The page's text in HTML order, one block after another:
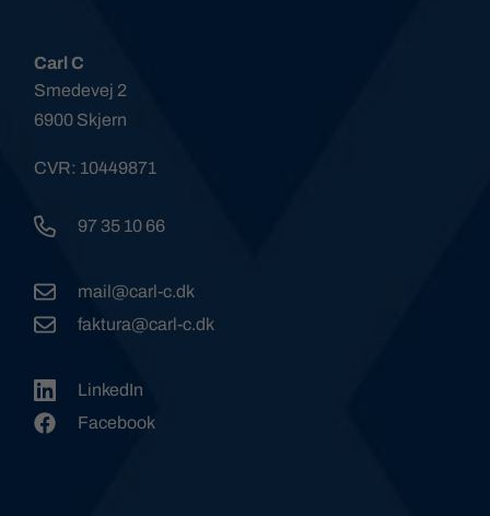
Carl C
Smedevej 2
6900 Skjern
CVR: 10449871
97 35 10 66
mail@carl-c.dk
faktura@carl-c.dk
LinkedIn
Facebook